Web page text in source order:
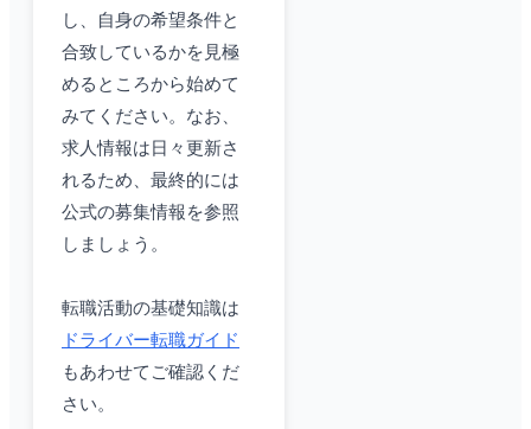
し、自身の希望条件と
合致しているかを見極
めるところから始めて
みてください。なお、
求人情報は日々更新さ
れるため、最終的には
公式の募集情報を参照
しましょう。
転職活動の基礎知識は
ドライバー転職ガイド
もあわせてご確認くだ
さい。